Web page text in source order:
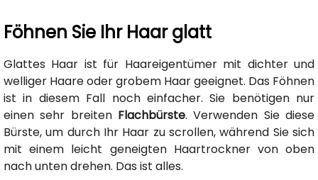
Föhnen Sie Ihr Haar glatt
Glattes Haar ist für Haareigentümer mit dichter und
welliger Haare oder grobem Haar geeignet. Das Föhnen
ist in diesem Fall noch einfacher. Sie benötigen nur
einen sehr breiten Flachbürste. Verwenden Sie diese
Bürste, um durch Ihr Haar zu scrollen, während Sie sich
mit einem leicht geneigten Haartrockner von oben
nach unten drehen. Das ist alles.